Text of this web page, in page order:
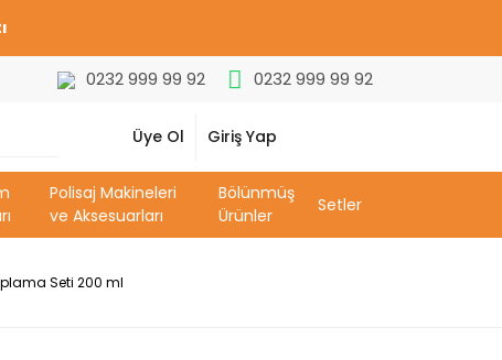
0232 999 99 92 0232 999 99 92
Üye Ol Giriş Yap
Polisaj Makineleri
ve Aksesuarları
Bölünmüş
Ürünler
Setler
Seti 200 ml